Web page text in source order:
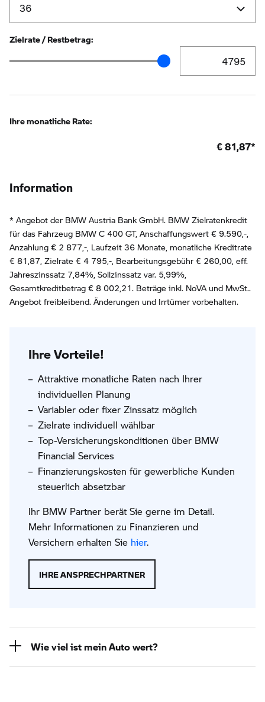
Zielrate / Restbetrag:
Zielrate / Restbetrag Schieberegler
Ihre monatliche Rate:
€81,87*
Information
* Angebot der BMW Austria Bank GmbH. BMW Zielratenkredit
für das Fahrzeug BMW C 400 GT, Anschaffungswert € 9.590,-,
Anzahlung € 2 877,-, Laufzeit 36 Monate, monatliche Kreditrate
€ 81,87, Zielrate € 4 795,-, Bearbeitungsgebühr € 260,00, eff.
Jahreszinssatz 7,84%, Sollzinssatz var. 5,99%,
Gesamtkreditbetrag € 8 002,21. Beträge inkl. NoVA und MwSt..
Angebot freibleibend. Änderungen und Irrtümer vorbehalten.
Ihre Vorteile!
Attraktive monatliche Raten nach Ihrer
individuellen Planung
Variabler oder fixer Zinssatz möglich
Zielrate individuell wählbar
Top-Versicherungskonditionen über BMW
Financial Services
Finanzierungskosten für gewerbliche Kunden
steuerlich absetzbar
Ihr BMW Partner berät Sie gerne im Detail.
Mehr Informationen zu Finanzieren und
Versichern erhalten Sie hier.
IHRE ANSPRECHPARTNER
Wie viel ist mein Auto wert?